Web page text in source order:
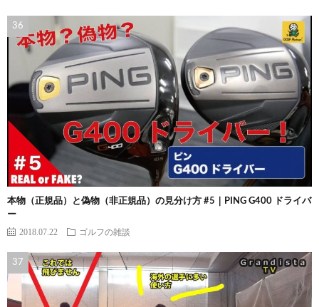
本物（正規品）と偽物（非正規品）の見分け方 #5｜PING G400 ドライバ
ー
2018.07.22 ゴルフの雑談